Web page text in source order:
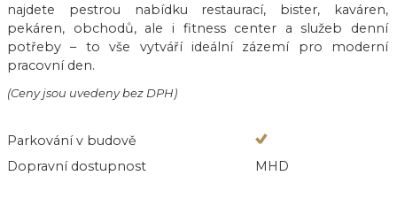
najdete pestrou nabídku restaurací, bister, kaváren,
pekáren, obchodů, ale i fitness center a služeb denní
potřeby – to vše vytváří ideální zázemí pro moderní
pracovní den.
(Ceny jsou uvedeny bez DPH)
Parkování v budově
Dopravní dostupnost
MHD